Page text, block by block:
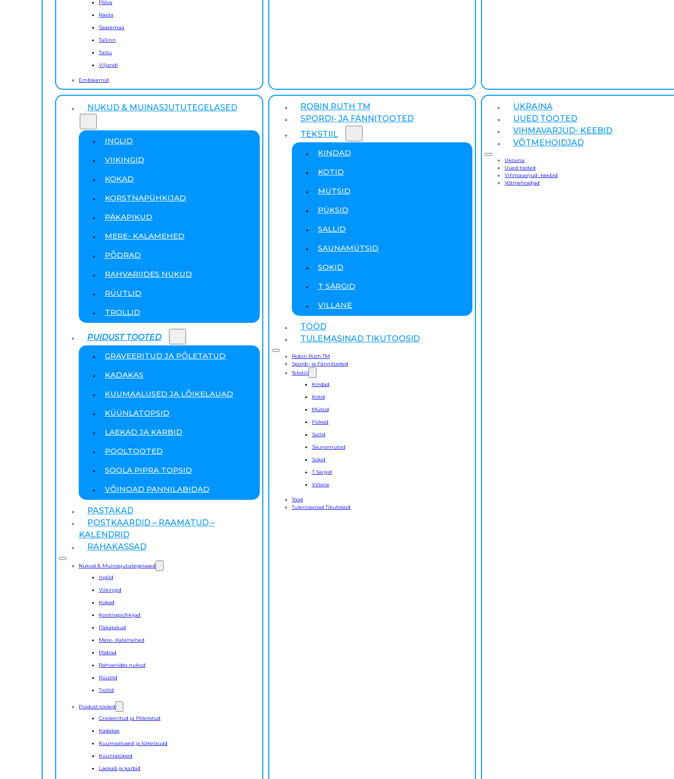
Põlva
Rapla
Saaremaa
Tallinn
Tartu
Viljandi
Embleemid
NUKUD & MUINASJUTUTEGELASED
INGLID
VIIKINGID
KOKAD
KORSTNAPÜHKIJAD
PÄKAPIKUD
MERE- KALAMEHED
PÕDRAD
RAHVARIIDES NUKUD
RÜÜTLID
TROLLID
PUIDUST TOOTED
GRAVEERITUD JA PÕLETATUD
KADAKAS
KUUMAALUSED JA LÕIKELAUAD
KÜÜNLATOPSID
LAEKAD JA KARBID
POOLTOOTED
SOOLA PIPRA TOPSID
VÕINOAD PANNILABIDAD
PASTAKAD
POSTKAARDID – RAAMATUD –
KALENDRID
RAHAKASSAD
Nukud & Muinasjututegelased
Inglid
Viikingid
Kokad
Korstnapühkijad
Päkapikud
Mere- Kalamehed
Põdrad
Rahvariides nukud
Rüütlid
Trollid
Puidust tooted
Graveeritud ja Põletatud
Kadakas
Kuumaalused ja lõikelauad
Küünlatopsid
Laekad ja karbid
ROBIN RUTH TM
SPORDI- JA FÄNNITOOTED
TEKSTIIL
KINDAD
KOTID
MÜTSID
PÜKSID
SALLID
SAUNAMÜTSID
SOKID
T SÄRGID
VILLANE
TÖÖD
TULEMASINAD TIKUTOOSID
Robin Ruth TM
Spordi- ja Fännitooted
Tekstiil
Kindad
Kotid
Mütsid
Püksid
Sallid
Saunamütsid
Sokid
T Särgid
Villane
Tööd
Tulemasinad Tikutoosid
UKRAINA
UUED TOOTED
VIHMAVARJUD- KEEBID
VÕTMEHOIDJAD
Ukraina
Uued tooted
Vihmavarjud- keebid
Võtmehoidjad